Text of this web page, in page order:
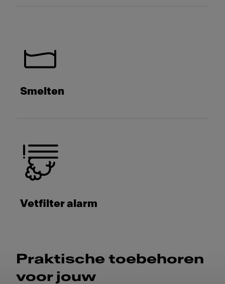
Smelten
Vetfilter alarm
Praktische toebehoren
voor jouw